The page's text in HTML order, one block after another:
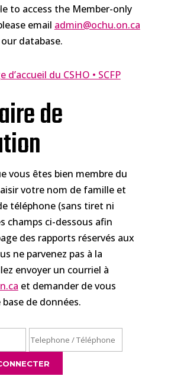
to access the Member-only
email admin@ochu.on.ca
database.
d’accueil du CSHO • SCFP
de
vous êtes bien membre du
votre nom de famille et
téléphone (sans tiret ni
champs ci-dessous afin
des rapports réservés aux
ne parvenez pas à la
envoyer un courriel à
et demander de vous
de données.